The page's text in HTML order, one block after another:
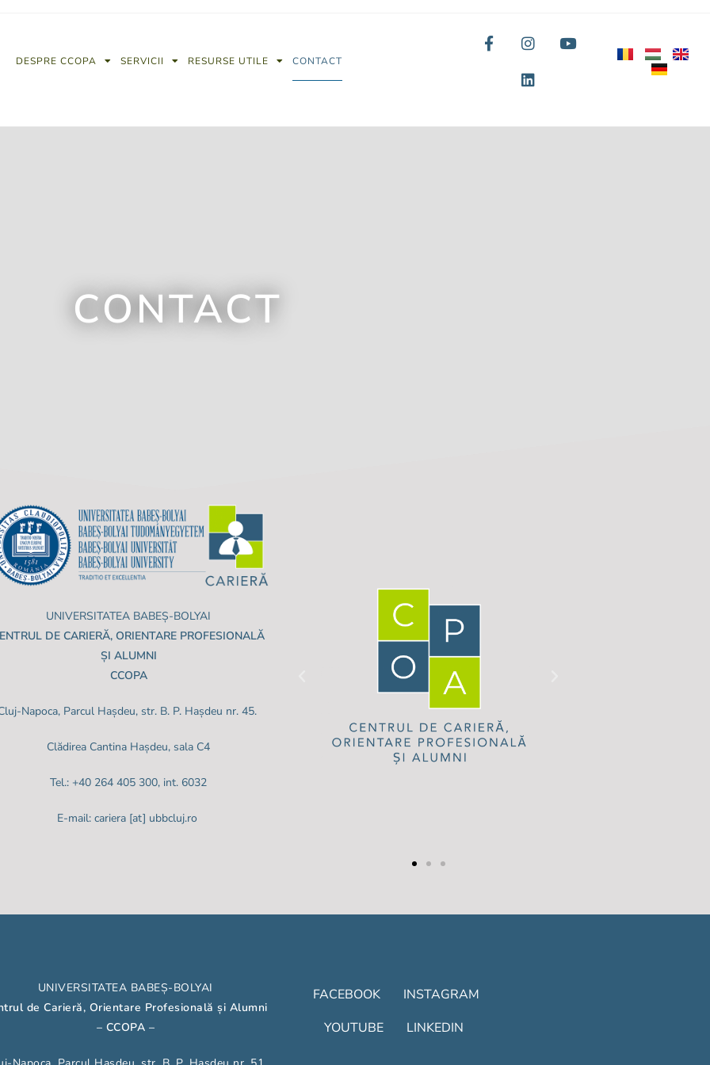
DESPRE CCOPA SERVICII RESURSE UTILE CONTACT
CONTACT
UNIVERSITATEA BABEȘ-BOLYAI
DE CARIERĂ, ORIENTARE PROFESIONALĂ
ȘI ALUMNI
CCOPA
Napoca, Parcul Hașdeu, str. B. P. Hașdeu nr. 45.
Clădirea Cantina Hașdeu, sala C4
Tel.: +40 264 405 300, int. 6032
E-mail: cariera [at] ubbcluj.ro
UNIVERSITATEA BABEȘ-BOLYAI
de Carieră, Orientare Profesională și Alumni
– CCOPA –
FACEBOOK
INSTAGRAM
YOUTUBE
LINKEDIN